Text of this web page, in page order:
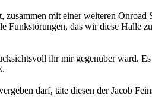
mit einer weiteren Onroad
Funkstörungen, das wir diese Halle
ihr mir gegenüber ward.
darf, täte diesen der Jacob